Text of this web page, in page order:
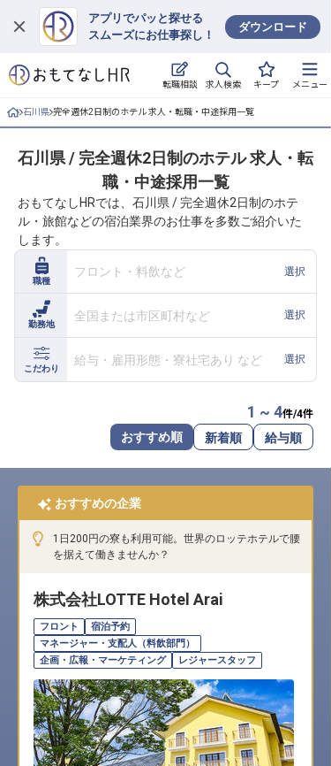
アプリでパッと探せる
スムーズにお仕事探し！
ダウンロード
転職相談 求人検索 キープ メニュー
ログイン
求人・施設を探す
就職・転職 合同説明会
おもてなしHRについて
ご利用の流れ
よくある質問
ホテル・宿泊業界情報コラム
転職サポートに申し込む
採用をお考えの企業様へ
石川県 完全週休2日制のホテル 求人・転職・中途採用一覧
石川県 / 完全週休2日制のホテル 求人・転
職・中途採用一覧
おもてなしHRでは、石川県 / 完全週休2日制のホテ
ル・旅館などの宿泊業界のお仕事を多数ご紹介いた
します。
職種
フロント・料飲など 選択
勤務地
全国または市区町村など 選択
こだわり
給与・雇用形態・寮社宅あり など 選択
1 ~ 4件/4件
おすすめ順 新着順 給与順
おすすめの企業
1日200円の寮も利用可能。世界のロッテホテルで腰
を据えて働きませんか？
株式会社LOTTE Hotel Arai
フロント
宿泊予約
マネージャー・支配人（料飲部門）
企画・広報・マーケティング
レジャースタッフ